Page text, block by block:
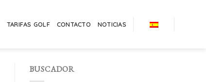
TARIFAS GOLF CONTACTO NOTICIAS
BUSCADOR